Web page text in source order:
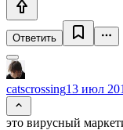
Ответить
catscrossing13 июл
это вирусный